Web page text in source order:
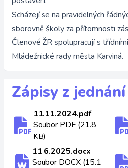
Scházejí se na pravidelných
sborovně školy za přítomnosti
Členové ŽR spolupracují s
Mládežnické rady města Karviná.
Zápisy z jednání
11.11.2024.pdf
Soubor PDF (21.8
KB)
11.6.2025.docx
Soubor DOCX (15.1